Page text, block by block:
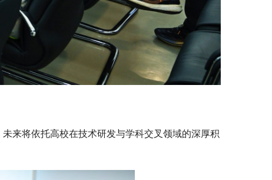
来将依托高校在技术研发与学科交叉领域的深厚积